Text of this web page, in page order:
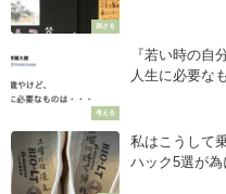
刺さる
考える
『若い時の自
人生に必要な
私はこうして
ハック5選が為